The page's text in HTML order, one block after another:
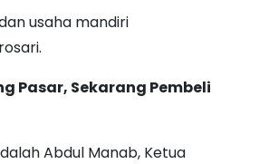
usaha mandiri
Pasar, Sekarang Pembeli
Abdul Manab, Ketua